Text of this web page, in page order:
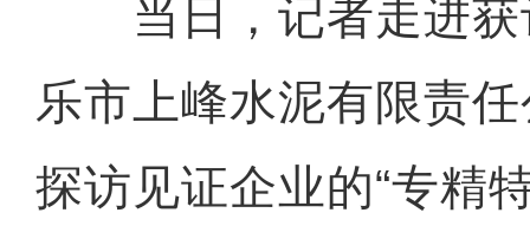
当日，记者走进获
乐市上峰水泥有限责
探访见证企业的“专精